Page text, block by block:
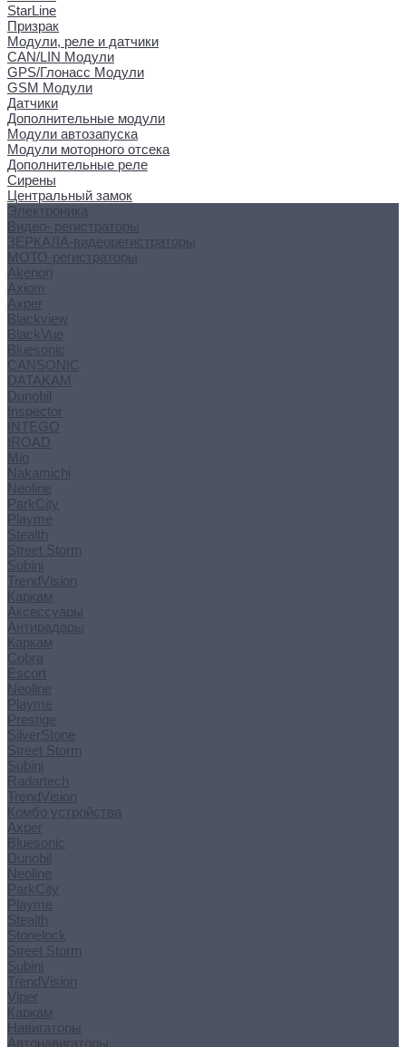
StarLine
Призрак
Модули, реле и датчики
CAN/LIN Модули
GPS/Глонасс Модули
GSM Модули
Датчики
Дополнительные модули
Модули автозапуска
Модули моторного отсека
Дополнительные реле
Сирены
Центральный замок
Электроника
Видео- регистраторы
ЗЕРКАЛА-видеорегистраторы
МОТО-регистраторы
Akenori
Axiom
Axper
Blackview
BlackVue
Bluesonic
CANSONIC
DATAKAM
Dunobil
Inspector
INTEGO
IROAD
Mio
Nakamichi
Neoline
ParkCity
Playme
Stealth
Street Storm
Subini
TrendVision
Каркам
Аксессуары
Антирадары
Каркам
Cobra
Escort
Neoline
Playme
Prestige
SilverStone
Street Storm
Subini
Radartech
TrendVision
Комбо устройства
Axper
Bluesonic
Dunobil
Neoline
ParkCity
Playme
Stealth
Stonelock
Street Storm
Subini
TrendVision
Viper
Каркам
Навигаторы
Автонавигаторы